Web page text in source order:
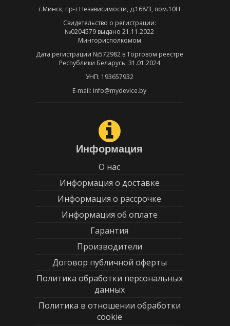
г.Минск, пр-т Независимости, д.168/3, пом.10Н
Свидетельство о регистрации:
№0204579 выдано 21.11.2022
Мингорисполкомом
Дата регистрации №572982 в Торговом реестре
Республики Беларусь: 31.01.2024
УНП: 193657932
E-mail: info@mydevice.by
Информация
О нас
Информация о доставке
Информация о рассрочке
Информация об оплате
Гарантия
Производители
Договор публичной оферты
Политика обработки персональных
данных
Политика в отношении обработки
cookie